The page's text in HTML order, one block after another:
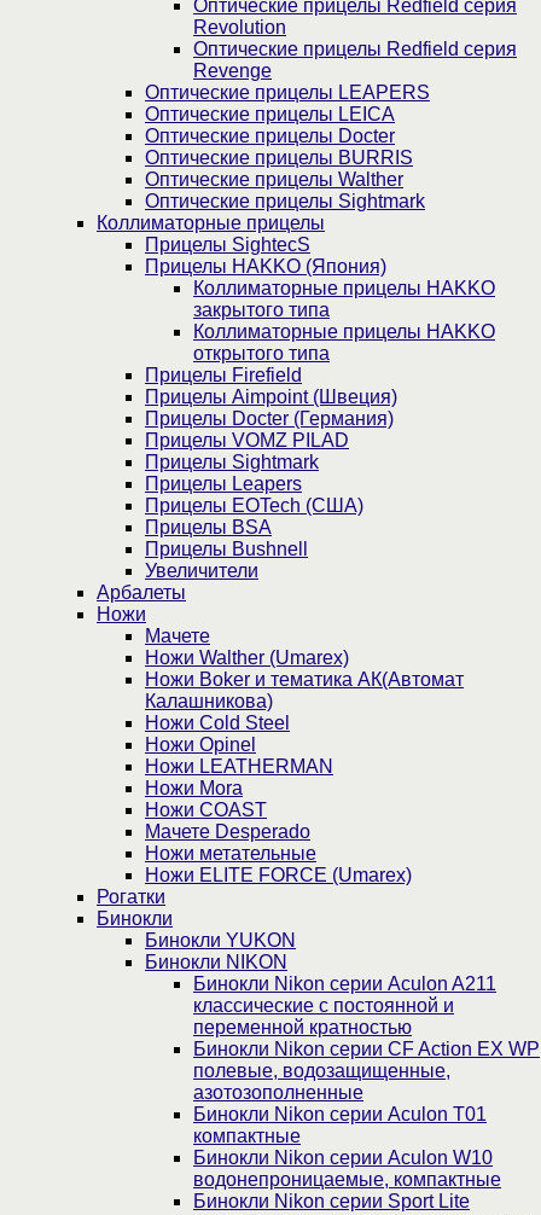
Оптические прицелы Redfield серия
Revolution
Оптические прицелы Redfield серия
Revenge
Оптические прицелы LEAPERS
Оптические прицелы LEICA
Оптические прицелы Docter
Оптические прицелы BURRIS
Оптические прицелы Walther
Оптические прицелы Sightmark
Коллиматорные прицелы
Прицелы SightecS
Прицелы HAKKO (Япония)
Коллиматорные прицелы HAKKO
закрытого типа
Коллиматорные прицелы HAKKO
открытого типа
Прицелы Firefield
Прицелы Aimpoint (Швеция)
Прицелы Docter (Германия)
Прицелы VOMZ PILAD
Прицелы Sightmark
Прицелы Leapers
Прицелы EOTech (США)
Прицелы BSA
Прицелы Bushnell
Увеличители
Арбалеты
Ножи
Мачете
Ножи Walther (Umarex)
Ножи Boker и тематика АК(Автомат
Калашникова)
Ножи Cold Steel
Ножи Opinel
Ножи LEATHERMAN
Ножи Mora
Ножи COAST
Мачете Desperado
Ножи метательные
Ножи ELITE FORCE (Umarex)
Рогатки
Бинокли
Бинокли YUKON
Бинокли NIKON
Бинокли Nikon серии Aculon A211
классические с постоянной и
переменной кратностью
Бинокли Nikon серии СF Action EX WP
полевые, водозащищенные,
азотозополненные
Бинокли Nikon серии Aculon T01
компактные
Бинокли Nikon серии Aculon W10
водонепроницаемые, компактные
Бинокли Nikon серии Sport Lite